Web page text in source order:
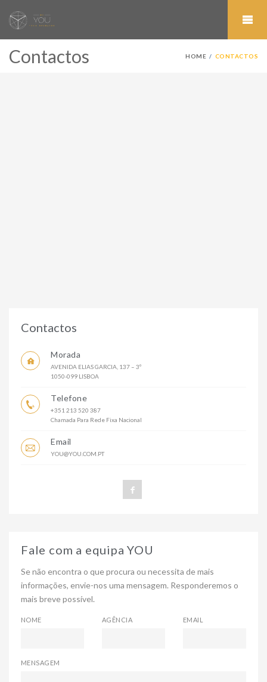
Contactos HOME CONTACTOS
Contactos
Morada
AVENIDA ELIAS GARCIA, 137 – 3º
1050-099 LISBOA
Telefone
+351 213 520 387
Chamada Para Rede Fixa Nacional
Email
YOU@YOU.COM.PT
Fale com a equipa YOU
Se não encontra o que procura ou necessita de mais
informações, envie-nos uma mensagem. Responderemos o
mais breve possível.
NOME AGÊNCIA EMAIL
MENSAGEM